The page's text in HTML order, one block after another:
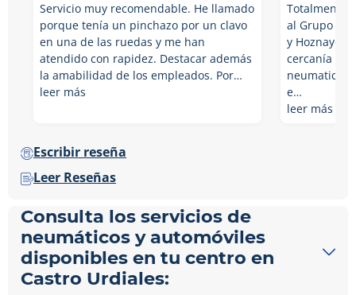
Servicio muy recomendable. He llamado
porque tenía un pinchazo por un clavo
en una de las ruedas y me han
atendido con rapidez. Destacar además
la amabilidad de los empleados. Por…
leer más
Totalmente
al Grupo
y Hoznayo,
cercanía
neumaticos
e…
leer más
Escribir reseña
Leer Reseñas
Consulta los servicios de
neumáticos y automóviles
disponibles en tu centro en
Castro Urdiales: